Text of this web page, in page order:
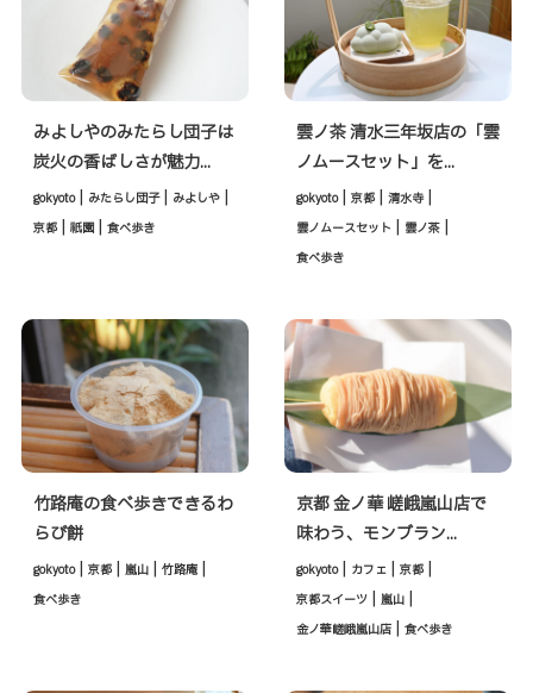
みよしやのみたらし団子は
炭火の香ばしさが魅力...
gokyoto | みたらし団子 | みよしや |
京都 | 祇園 | 食べ歩き
雲ノ茶 清水三年坂店の「雲
ノムースセット」を...
gokyoto | 京都 | 清水寺 |
雲ノムースセット | 雲ノ茶 |
食べ歩き
竹路庵の食べ歩きできるわ
らび餅
gokyoto | 京都 | 嵐山 | 竹路庵 |
食べ歩き
京都 金ノ華 嵯峨嵐山店で
味わう、モンブラン...
gokyoto | カフェ | 京都 |
京都スイーツ | 嵐山 |
金ノ華嵯峨嵐山店 | 食べ歩き